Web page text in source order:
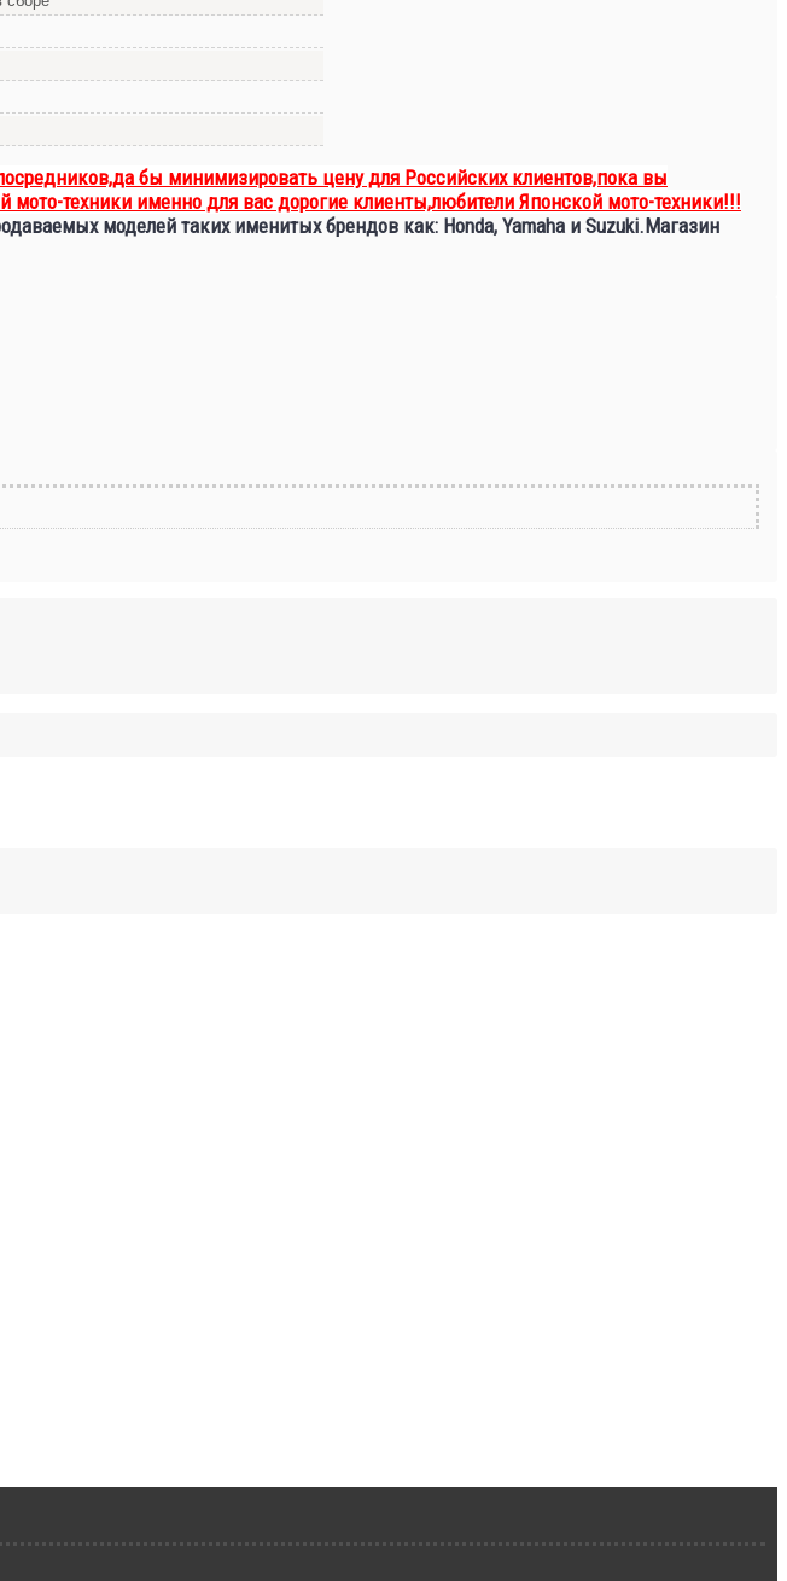
бы минимизировать цену для Российских клиентов,пока вы
техники именно для вас дорогие клиенты,любители Японской мото-техники!!!
моделей таких именитых брендов как: Honda, Yamaha и Suzuki.Магазин